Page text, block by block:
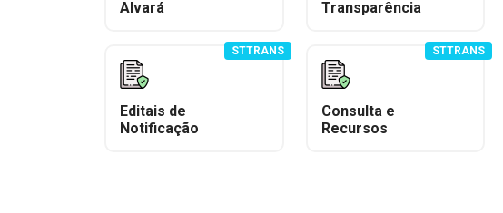
Alvará
Transparência
Editais de
Notificação
STTRANS
Consulta e
Recursos
STTRANS